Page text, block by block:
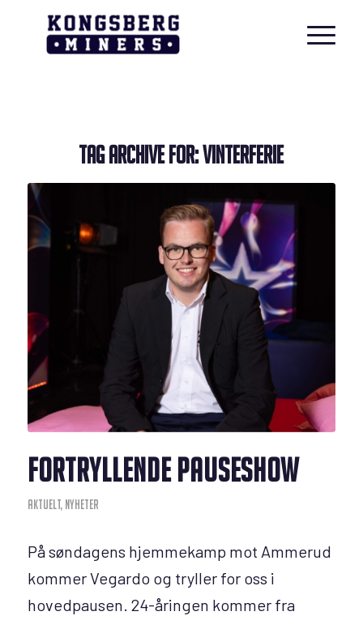
TAG ARCHIVE FOR:VINTERFERIE
FORTRYLLENDE PAUSESHOW
AKTUELT, NYHETER
På søndagens hjemmekamp mot Ammerud
kommer Vegardo og tryller for oss i
hovedpausen. 24-åringen kommer fra